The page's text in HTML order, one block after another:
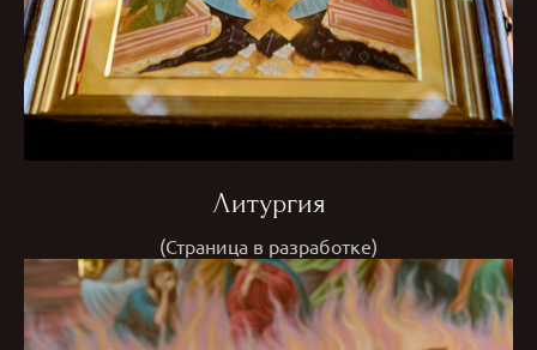
Литургия
(Страница в разработке)